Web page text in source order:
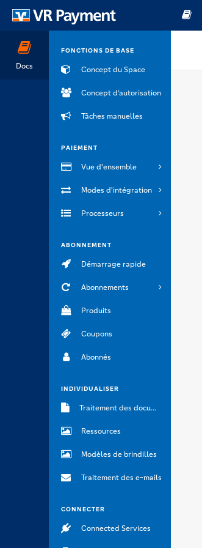
Docs
FONCTIONS DE BASE
Concept du Space
Concept d’autorisation
Tâches manuelles
PAIEMENT
Vue d'ensemble
Modes d'intégration
Processeurs
ABONNEMENT
Démarrage rapide
Abonnements
Produits
Coupons
Abonnés
INDIVIDUALISER
Traitement des documents
Ressources
Modèles de brindilles
Traitement des e-mails
CONNECTER
Connected Services